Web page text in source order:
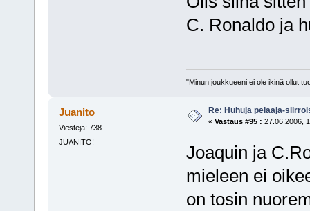
C. Ronaldo ja
"Minun joukkueeni ei ole ikinä ollut
Juanito
Viestejä: 738
JUANITO!
Re: Huhuja pelaaja-
« Vastaus #95 : 27.06.2006,
Joaquin ja
mieleen ei
on tosin